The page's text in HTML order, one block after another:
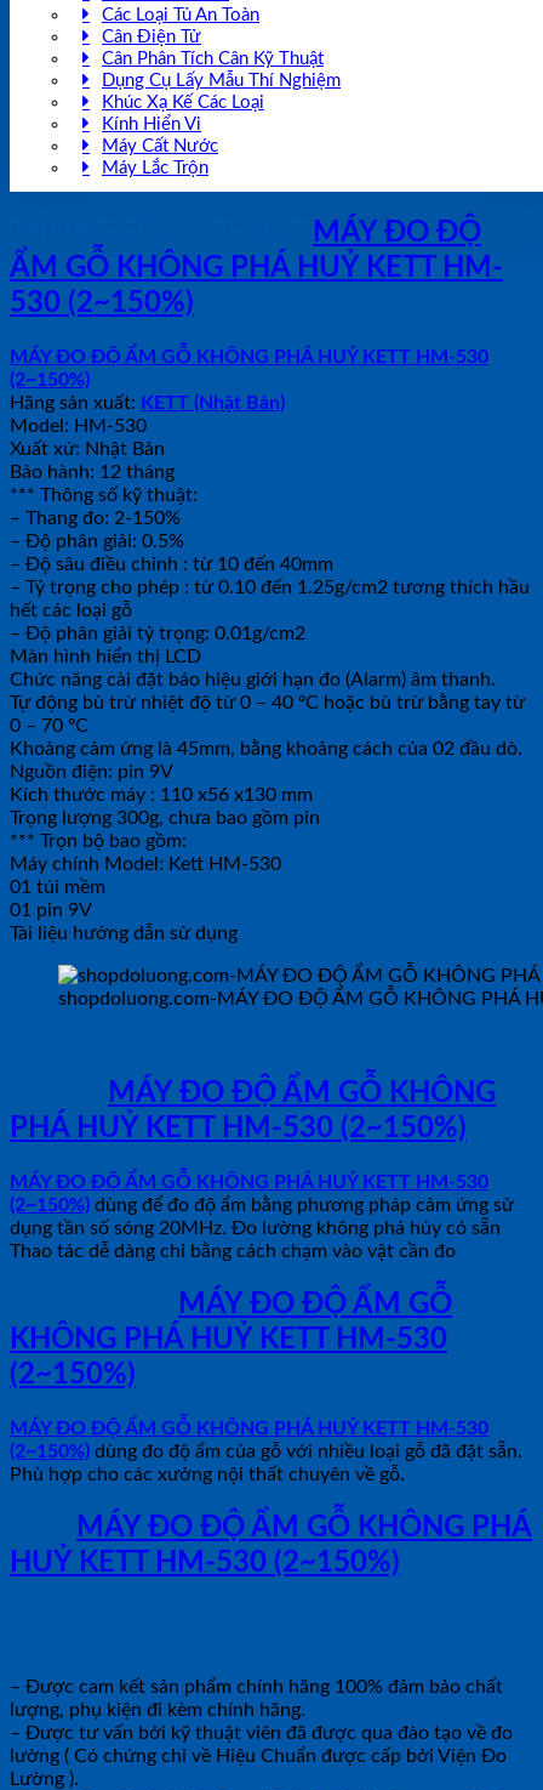
Các Loại Tủ An Toàn
Cân Điện Tử
Cân Phân Tích Cân Kỹ Thuật
Dụng Cụ Lấy Mẫu Thí Nghiệm
Khúc Xạ Kế Các Loại
Kính Hiển Vi
Máy Cất Nước
Máy Lắc Trộn
MÁY ĐO ĐỘ
ẨM GỖ KHÔNG PHÁ HUỶ KETT HM-
530 (2~150%)
MÁY ĐO ĐỘ ẨM GỖ KHÔNG PHÁ HUỶ KETT HM-530
(2~150%)
Hãng sản xuất: KETT (Nhật Bản)
Model: HM-530
Xuất xứ: Nhật Bản
Bảo hành: 12 tháng
*** Thông số kỹ thuật:
– Thang đo: 2-150%
– Độ phân giải: 0.5%
– Độ sâu điều chỉnh : từ 10 đến 40mm
– Tỷ trọng cho phép : từ 0.10 đến 1.25g/cm2 tương thích hầu
hết các loại gỗ
– Độ phân giải tỷ trọng: 0.01g/cm2
Màn hình hiển thị LCD
Chức năng cài đặt báo hiệu giới hạn đo (Alarm) âm thanh.
Tự động bù trừ nhiệt độ từ 0 – 40 ºC hoặc bù trừ bằng tay từ
0 – 70 ºC
Khoảng cảm ứng là 45mm, bằng khoảng cách của 02 đầu dò.
Nguồn điện: pin 9V
Kích thước máy : 110 x56 x130 mm
Trọng lượng 300g, chưa bao gồm pin
*** Trọn bộ bao gồm:
Máy chính Model: Kett HM-530
01 túi mềm
01 pin 9V
Tài liệu hướng dẫn sử dụng
shopdoluong.com-MÁY ĐO ĐỘ ẨM GỖ KHÔNG PHÁ
MÁY ĐO ĐỘ ẨM GỖ KHÔNG
PHÁ HUỶ KETT HM-530 (2~150%)
MÁY ĐO ĐỘ ẨM GỖ KHÔNG PHÁ HUỶ KETT HM-530
(2~150%) dùng để đo độ ẩm bằng phương pháp cảm ứng sử
dụng tần số sóng 20MHz. Đo lường không phá hủy có sẵn
Thao tác dễ dàng chỉ bằng cách chạm vào vật cần đo
MÁY ĐO ĐỘ ẨM GỖ
KHÔNG PHÁ HUỶ KETT HM-530
(2~150%)
MÁY ĐO ĐỘ ẨM GỖ KHÔNG PHÁ HUỶ KETT HM-530
(2~150%) dùng đo độ ẩm của gỗ với nhiều loại gỗ đã đặt sẵn.
Phù hợp cho các xưởng nội thất chuyên về gỗ.
MÁY ĐO ĐỘ ẨM GỖ KHÔNG PHÁ
HUỶ KETT HM-530 (2~150%)
– Được cam kết sản phẩm chính hãng 100% đảm bảo chất
lượng, phụ kiện đi kèm chính hãng.
– Được tư vấn bởi kỹ thuật viên đã được qua đào tạo về đo
lường ( Có chứng chỉ về Hiệu Chuẩn được cấp bởi Viện Đo
Lường ).